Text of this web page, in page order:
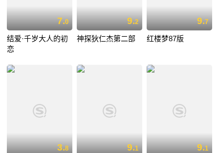
7.0
结爱·千岁大人的初
恋
9.2
神探狄仁杰第二部
9.7
红楼梦87版
3.8 9.1 9.1